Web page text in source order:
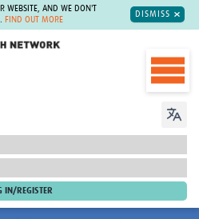
WEBSITE, AND WE DON'T
FIND OUT MORE
DISMISS